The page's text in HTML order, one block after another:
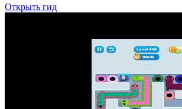
Открыть гид